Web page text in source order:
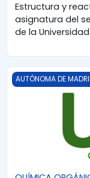
Estructura y
asignatura del
de la
QUÍMICA
AUTÓNOMA DE